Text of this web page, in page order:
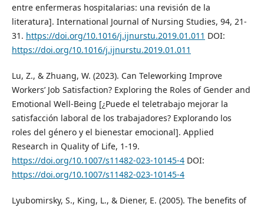
entre enfermeras hospitalarias: una revisión de la
literatura]. International Journal of Nursing Studies, 94, 21-
31. https://doi.org/10.1016/j.ijnurstu.2019.01.011 DOI:
https://doi.org/10.1016/j.ijnurstu.2019.01.011
Lu, Z., & Zhuang, W. (2023). Can Teleworking Improve
Workers’ Job Satisfaction? Exploring the Roles of Gender and
Emotional Well-Being [¿Puede el teletrabajo mejorar la
satisfacción laboral de los trabajadores? Explorando los
roles del género y el bienestar emocional]. Applied
Research in Quality of Life, 1-19.
https://doi.org/10.1007/s11482-023-10145-4DOI:
https://doi.org/10.1007/s11482-023-10145-4
Lyubomirsky, S., King, L., & Diener, E. (2005). The benefits of